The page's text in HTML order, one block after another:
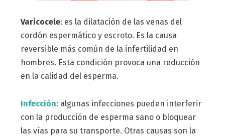
Varicocele: es la dilatación de las venas del
cordón espermático y escroto. Es la causa
reversible más común de la infertilidad en
hombres. Esta condición provoca una reducción
en la calidad del esperma.
Infección: algunas infecciones pueden interferir
con la producción de esperma sano o bloquear
las vías para su transporte. Otras causas son la